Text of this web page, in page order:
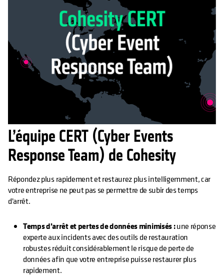
L’équipe CERT (Cyber Events
Response Team) de Cohesity
Répondez plus rapidement et restaurez plus intelligemment, car
votre entreprise ne peut pas se permettre de subir des temps
d'arrêt.
Temps d’arrêt et pertes de données minimisés :une réponse
experte aux incidents avec des outils de restauration
robustes réduit considérablement le risque de perte de
données afin que votre entreprise puisse restaurer plus
rapidement.